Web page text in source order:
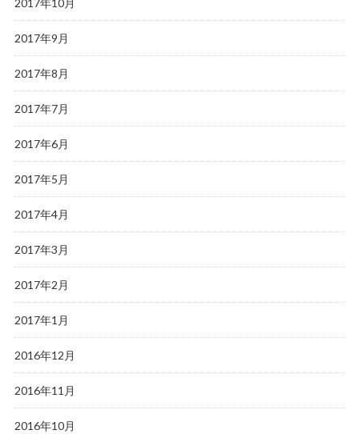
2017年10月
2017年9月
2017年8月
2017年7月
2017年6月
2017年5月
2017年4月
2017年3月
2017年2月
2017年1月
2016年12月
2016年11月
2016年10月